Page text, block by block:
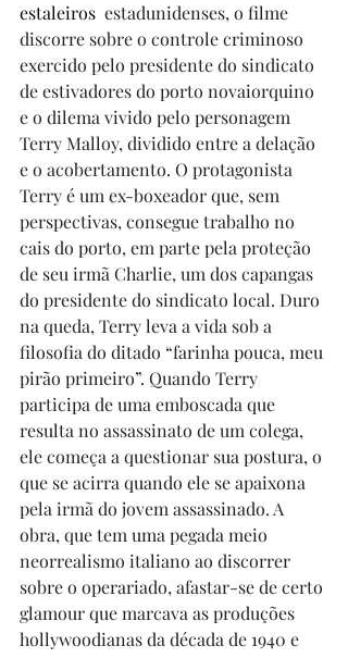
estaleiros estadunidenses, o filme
discorre sobre o controle criminoso
exercido pelo presidente do sindicato
de estivadores do porto novaiorquino
e o dilema vivido pelo personagem
Terry Malloy, dividido entre a delação
e o acobertamento. O protagonista
Terry é um ex-boxeador que, sem
perspectivas, consegue trabalho no
cais do porto, em parte pela proteção
de seu irmã Charlie, um dos capangas
do presidente do sindicato local. Duro
na queda, Terry leva a vida sob a
filosofia do ditado “farinha pouca, meu
pirão primeiro”. Quando Terry
participa de uma emboscada que
resulta no assassinato de um colega,
ele começa a questionar sua postura, o
que se acirra quando ele se apaixona
pela irmã do jovem assassinado. A
obra, que tem uma pegada meio
neorrealismo italiano ao discorrer
sobre o operariado, afastar-se de certo
glamour que marcava as produções
hollywoodianas da década de 1940 e